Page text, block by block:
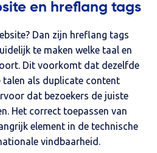
en hreflang tags
Dan zijn hreflang tags
te maken welke taal en
Dit voorkomt dat dezelfde
talen als duplicate content
dat bezoekers de juiste
Het correct toepassen van
element in de technische
vindbaarheid.